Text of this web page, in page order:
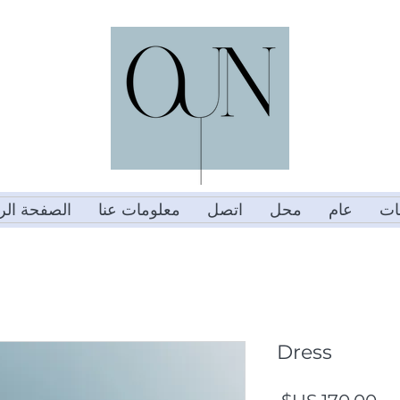
الصفحة معلومات عنا اتصل محل عام
Dress